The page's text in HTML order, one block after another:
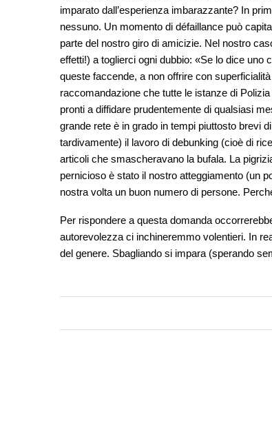
imparato dall’esperienza imbarazzante? In
nessuno. Un momento di défaillance può
parte del nostro giro di amicizie. Nel nostro
effetti!) a toglierci ogni dubbio: «Se lo dice uno
queste faccende, a non offrire con
raccomandazione che tutte le istanze di
pronti a diffidare prudentemente di qualsiasi
grande rete è in grado in tempi piuttosto brevi
tardivamente) il lavoro di debunking (cioè di
articoli che smascheravano la bufala. La
pernicioso è stato il nostro atteggiamento (un
nostra volta un buon numero di persone.
Per rispondere a questa domanda
autorevolezza ci inchineremmo volentieri. In
del genere. Sbagliando si impara (sperando